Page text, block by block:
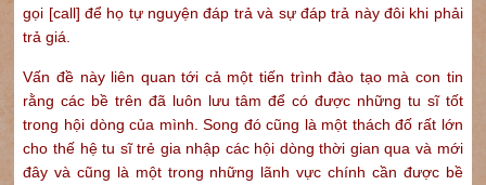
gọi [call] để họ tự nguyện đáp trả và sự đáp trả này đôi khi phải
trả giá.
Vấn đề này liên quan tới cả một tiến trình đào tạo mà con tin
rằng các bề trên đã luôn lưu tâm để có được những tu sĩ tốt
trong hội dòng của mình. Song đó cũng là một thách đố rất lớn
cho thế hệ tu sĩ trẻ gia nhập các hội dòng thời gian qua và mới
đây và cũng là một trong những lãnh vực chính cần được bề